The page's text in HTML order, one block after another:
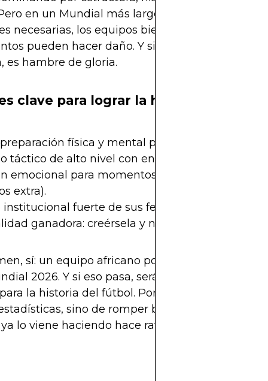
en un Mundial más largo, con más partidos y
necesarias, los equipos bien organizados y
pueden hacer daño. Y si hay algo que a los
es hambre de gloria.
clave para lograr la hazaña
física y mental para torneos largos.
táctico de alto nivel con entrenadores
emocional para momentos críticos (penales,
extra).
institucional fuerte de sus federaciones y
ganadora: creérsela y no achicarse ante
sí: un equipo africano podría sorprender (y
2026. Y si eso pasa, será uno de esos
la historia del fútbol. Porque no se trata solo
sino de romper barreras. Y eso, el
lo viene haciendo hace rato.